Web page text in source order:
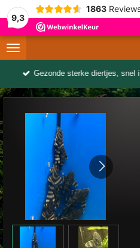
9,3
1863
Gezonde sterke diertjes, snel